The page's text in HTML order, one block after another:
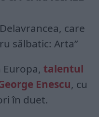
care
sălbatic: Arta”
Europa,talentul
Enescu, cu
în duet.